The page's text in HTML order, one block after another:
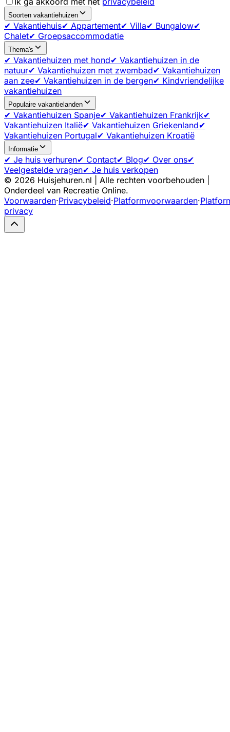
Soorten vakantiehuizen
✔ Vakantiehuis✔ Appartement✔ Villa✔ Bungalow✔
Chalet✔ Groepsaccommodatie
Thema's
✔ Vakantiehuizen met hond✔ Vakantiehuizen in de
natuur✔ Vakantiehuizen met zwembad✔ Vakantiehuizen
aan zee✔ Vakantiehuizen in de bergen✔ Kindvriendelijke
vakantiehuizen
Populaire vakantielanden
✔ Vakantiehuizen Spanje✔ Vakantiehuizen Frankrijk✔
Vakantiehuizen Italië✔ Vakantiehuizen Griekenland✔
Vakantiehuizen Portugal✔ Vakantiehuizen Kroatië
Informatie
✔ Je huis verhuren✔ Contact✔ Blog✔ Over ons✔
Veelgestelde vragen✔ Je huis verkopen
© 2026 Huisjehuren.nl | Alle rechten voorbehouden |
Onderdeel van Recreatie Online.
Voorwaarden·Privacybeleid·Platformvoorwaarden·
privacy